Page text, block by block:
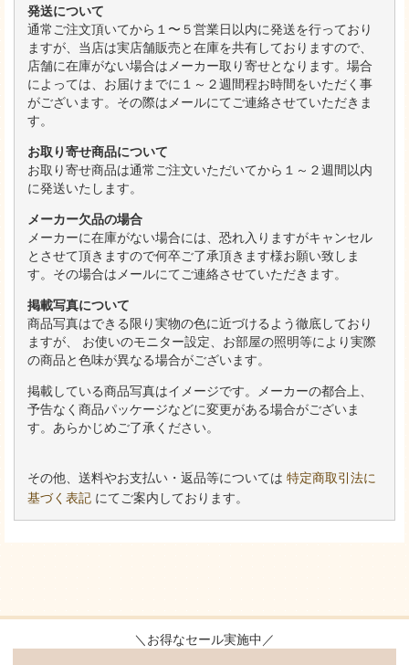
発送について
通常ご注文頂いてから１〜５営業日以内に発送を行っており
ますが、当店は実店舗販売と在庫を共有しておりますので、
店舗に在庫がない場合はメーカー取り寄せとなります。場合
によっては、お届けまでに１～２週間程お時間をいただく事
がございます。その際はメールにてご連絡させていただきま
す。
お取り寄せ商品について
お取り寄せ商品は通常ご注文いただいてから１～２週間以内
に発送いたします。
メーカー欠品の場合
メーカーに在庫がない場合には、恐れ入りますがキャンセル
とさせて頂きますので何卒ご了承頂きます様お願い致しま
す。その場合はメールにてご連絡させていただきます。
掲載写真について
商品写真はできる限り実物の色に近づけるよう徹底しており
ますが、 お使いのモニター設定、お部屋の照明等により実際
の商品と色味が異なる場合がございます。
掲載している商品写真はイメージです。メーカーの都合上、
予告なく商品パッケージなどに変更がある場合がございま
す。あらかじめご了承ください。
その他、送料やお支払い・返品等については 特定商取引法に
基づく表記 にてご案内しております。
＼お得なセール実施中／